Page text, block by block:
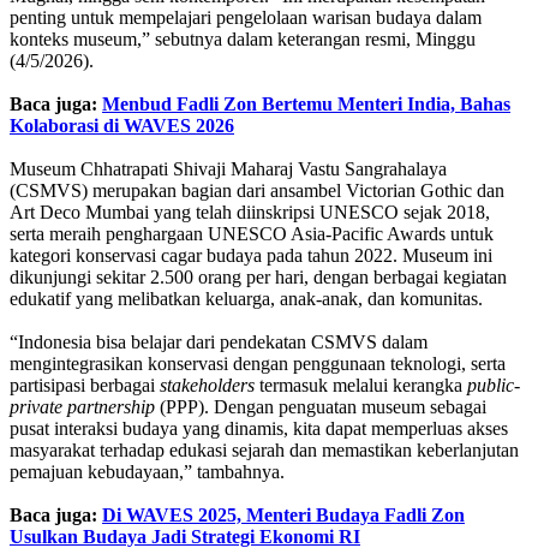
penting untuk mempelajari pengelolaan warisan budaya dalam
konteks museum,” sebutnya dalam keterangan resmi, Minggu
(4/5/2026).
Baca juga: Menbud Fadli Zon Bertemu Menteri India, Bahas
Kolaborasi di WAVES 2026
Museum Chhatrapati Shivaji Maharaj Vastu Sangrahalaya
(CSMVS) merupakan bagian dari ansambel Victorian Gothic dan
Art Deco Mumbai yang telah diinskripsi UNESCO sejak 2018,
serta meraih penghargaan UNESCO Asia-Pacific Awards untuk
kategori konservasi cagar budaya pada tahun 2022. Museum ini
dikunjungi sekitar 2.500 orang per hari, dengan berbagai kegiatan
edukatif yang melibatkan keluarga, anak-anak, dan komunitas.
“Indonesia bisa belajar dari pendekatan CSMVS dalam
mengintegrasikan konservasi dengan penggunaan teknologi, serta
partisipasi berbagai stakeholders termasuk melalui kerangka public-
private partnership (PPP). Dengan penguatan museum sebagai
pusat interaksi budaya yang dinamis, kita dapat memperluas akses
masyarakat terhadap edukasi sejarah dan memastikan keberlanjutan
pemajuan kebudayaan,” tambahnya.
Baca juga: Di WAVES 2025, Menteri Budaya Fadli Zon
Usulkan Budaya Jadi Strategi Ekonomi RI